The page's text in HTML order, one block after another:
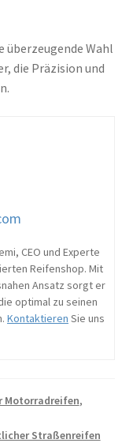
überzeugende Wahl
die Präzision und
CEO und Experte
Reifenshop. Mit
Ansatz sorgt er
optimal zu seinen
Kontaktieren Sie uns
Motorradreifen,
Straßenreifen